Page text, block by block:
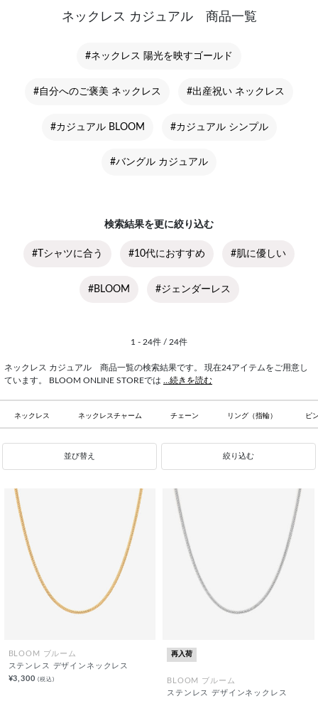
ネックレス カジュアル 商品一覧
#ネックレス 陽光を映すゴールド
#自分へのご褒美 ネックレス #出産祝い ネックレス
#カジュアル BLOOM #カジュアル シンプル
#バングル カジュアル
検索結果を更に絞り込む
#Tシャツに合う #10代におすすめ #肌に優しい
#BLOOM #ジェンダーレス
1 - 24件 / 24件
ネックレス カジュアル 商品一覧の検索結果です。 現在24アイテムをご用意し
ています。 BLOOM ONLINE STOREでは ...続きを読む
ネックレス ネックレスチャーム チェーン リング（指輪） ピ
並び替え 絞り込む
BLOOM ブルーム
ステンレス デザインネックレス
¥3,300(税込)
再入荷
BLOOM ブルーム
ステンレス デザインネックレス